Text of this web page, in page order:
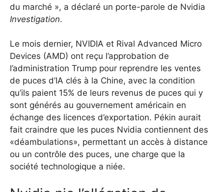
du marché », a déclaré un porte-parole de Nvidia
Investigation.
Le mois dernier, NVIDIA et Rival Advanced Micro
Devices (AMD) ont reçu l’approbation de
l’administration Trump pour reprendre les ventes
de puces d’IA clés à la Chine, avec la condition
qu’ils paient 15% de leurs revenus de puces qui y
sont générés au gouvernement américain en
échange des licences d’exportation. Pékin aurait
fait craindre que les puces Nvidia contiennent des
«déambulations», permettant un accès à distance
ou un contrôle des puces, une charge que la
société technologique a niée.